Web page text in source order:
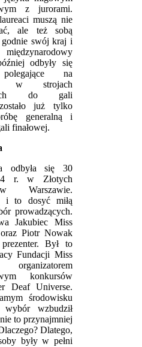
z jurorami.
muszą nie
ale też sobą
godnie swój kraj i
odbyły się
na
w strojach
do gali
już tylko
generalną i
finałowej.
odbyła się 30
r. w Złotych
Warszawie.
i to dosyć miłą
prowadzących.
Jakubiec Miss
Piotr Nowak
Był to
Fundacji Miss
konkursów
Deaf Universe.
środowisku
wybór wzbudził
to przynajmniej
Dlatego,
były w pełni